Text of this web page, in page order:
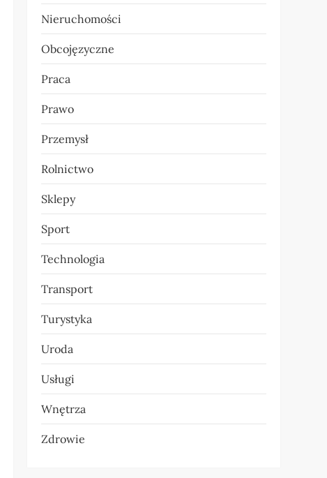
Nieruchomości
Obcojęzyczne
Praca
Prawo
Przemysł
Rolnictwo
Sklepy
Sport
Technologia
Transport
Turystyka
Uroda
Usługi
Wnętrza
Zdrowie